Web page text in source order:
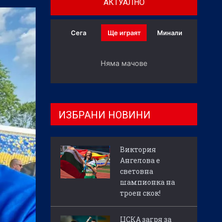
АКТУАЛНО
Сега Ще играят Минали
Няма мачове
ИЗБРАНИ НОВИНИ
Виктория
Ангелова е
световна
шампионка на
троен скок!
ЦСКА загря за